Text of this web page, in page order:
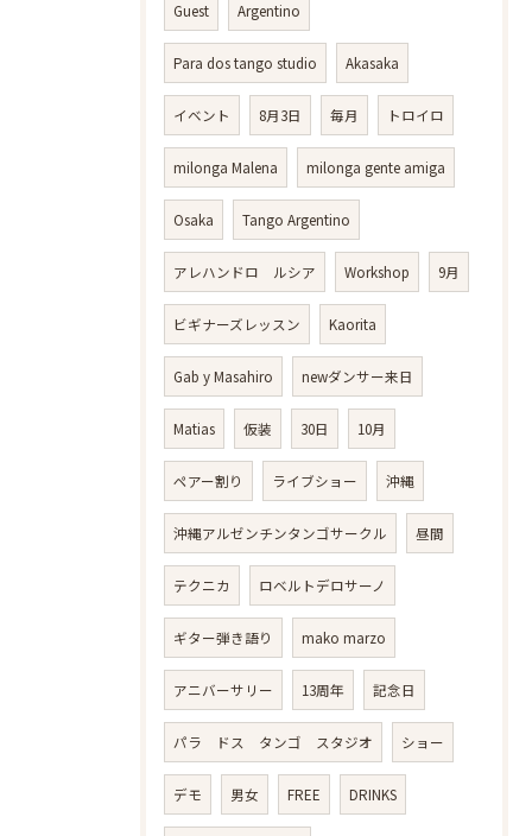
Guest Argentino
Para dos tango studio Akasaka
イベント 8月3日 毎月 トロイロ
milonga Malena milonga gente amiga
Osaka Tango Argentino
アレハンドロ ルシア Workshop 9月
ビギナーズレッスン Kaorita
Gab y Masahiro newダンサー来日
Matias 仮装 30日 10月
ペアー割り ライブショー 沖縄
沖縄アルゼンチンタンゴサークル 昼間
テクニカ ロベルトデロサーノ
ギター弾き語り mako marzo
アニバーサリー 13周年 記念日
パラ ドス タンゴ スタジオ ショー
デモ 男女 FREE DRINKS